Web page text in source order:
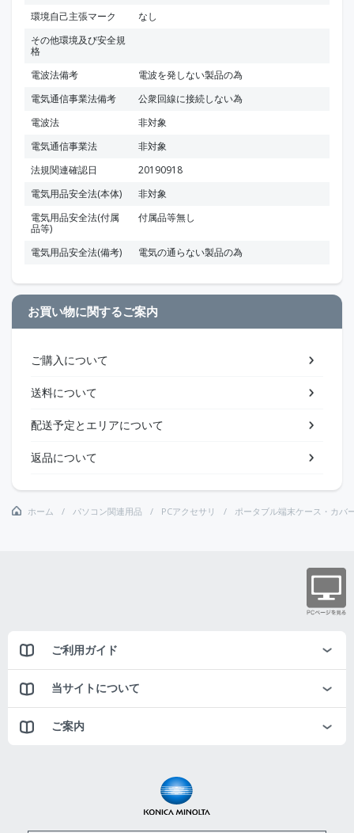
環境自己主張マーク
なし
その他環境及び安全規
格
電波法備考
電波を発しない製品の為
電気通信事業法備考
公衆回線に接続しない為
電波法
非対象
電気通信事業法
非対象
法規関連確認日
20190918
電気用品安全法(本体)
非対象
電気用品安全法(付属
品等)
付属品等無し
電気用品安全法(備考) 電気の通らない製品の為
お買い物に関するご案内
ご購入について
送料について
配送予定とエリアについて
返品について
ホーム パソコン関連用品 PCアクセサリ ポータブル端末ケース・カバ
ご利用ガイド
当サイトについて
ご案内